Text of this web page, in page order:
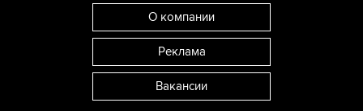
О компании
Реклама
Вакансии